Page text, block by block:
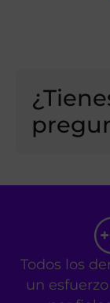
Todos los
un